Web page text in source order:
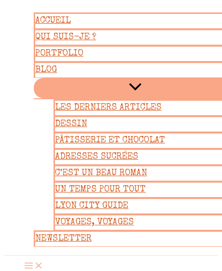
contenu
ACCUEIL
QUI SUIS-JE ?
PORTFOLIO
BLOG
LES DERNIERS ARTICLES
DESSIN
PÂTISSERIE ET CHOCOLAT
ADRESSES SUCRÉES
C’EST UN BEAU ROMAN
UN TEMPS POUR TOUT
LYON CITY GUIDE
VOYAGES, VOYAGES
NEWSLETTER